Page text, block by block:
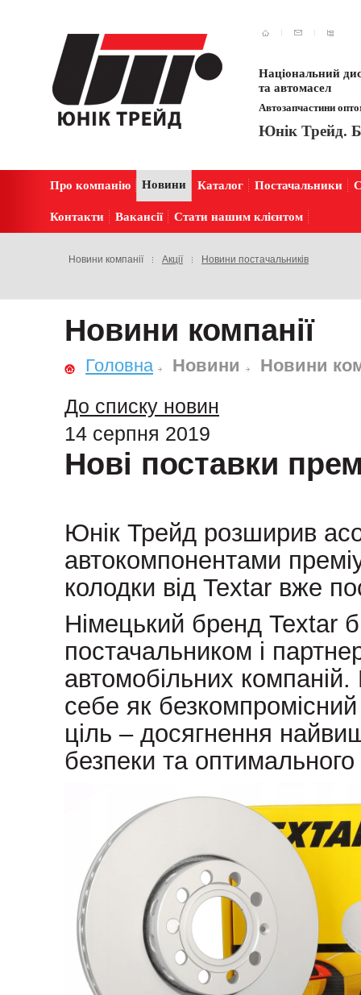
Національний
та автомасел
Автозапчастини
Юнік Трейд.
Про компанію Новини Каталог Постачальники
Контакти Вакансії Стати нашим клієнтом
Новини компанії Акції Новини постачальників
Новини компанії
Головна Новини Новини
До списку новин
14 серпня 2019
Нові поставки
Юнік Трейд розширив
автокомпонентами
колодки від Textar вже
Німецький бренд Textar
постачальником і
автомобільних
себе як
ціль – досягнення
безпеки та